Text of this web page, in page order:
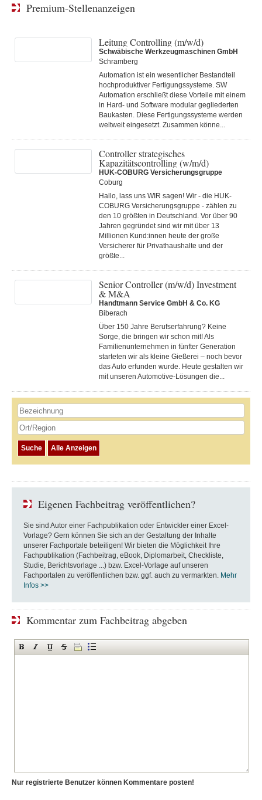
Premium-Stellenanzeigen
Leitung Controlling (m/w/d)
Schwäbische Werkzeugmaschinen GmbH
Schramberg
Automation ist ein wesentlicher Bestandteil
hochproduktiver Fertigungssysteme. SW
Automation erschließt diese Vorteile mit einem
in Hard- und Software modular gegliederten
Baukasten. Diese Fertigungs­systeme werden
weltweit eingesetzt. Zusammen könne...
Controller strategisches
Kapazitätscontrolling (w/m/d)
HUK-COBURG Versicherungsgruppe
Coburg
Hallo, lass uns WIR sagen! Wir - die HUK-
COBURG Versicherungsgruppe - zählen zu
den 10 größten in Deutschland. Vor über 90
Jahren gegründet sind wir mit über 13
Millionen Kund:innen heute der große
Versicherer für Privathaushalte und der
größte...
Senior Controller (m/w/d) Investment
& M&A
Handtmann Service GmbH & Co. KG
Biberach
Über 150 Jahre Berufserfahrung? Keine
Sorge, die bringen wir schon mit! Als
Familienunternehmen in fünfter Generation
starteten wir als kleine Gießerei – noch bevor
das Auto erfunden wurde. Heute gestalten wir
mit unseren Automotive-Lösungen die...
Eigenen Fachbeitrag veröffentlichen?
Sie sind Autor einer Fachpublikation oder Entwickler einer Excel-
Vorlage? Gern können Sie sich an der Gestaltung der Inhalte
unserer Fachportale beteiligen! Wir bieten die Möglichkeit Ihre
Fachpublikation (Fachbeitrag, eBook, Diplomarbeit, Checkliste,
Studie, Berichtsvorlage ...) bzw. Excel-Vorlage auf unseren
Fachportalen zu veröffentlichen bzw. ggf. auch zu vermarkten. Mehr
Infos >>
Kommentar zum Fachbeitrag abgeben
Nur registrierte Benutzer können Kommentare posten!